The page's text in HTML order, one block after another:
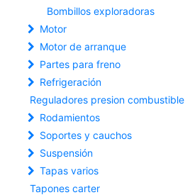
Bombillos exploradoras
Motor
Motor de arranque
Partes para freno
Refrigeración
Reguladores presion combustible
Rodamientos
Soportes y cauchos
Suspensión
Tapas varios
Tapones carter